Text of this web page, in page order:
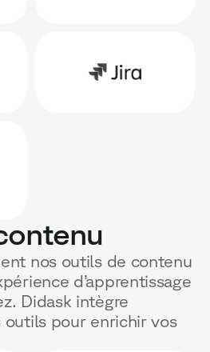
nos outils de contenu
d’apprentissage
Didask intègre
outils pour enrichir vos